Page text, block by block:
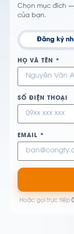
Chọn mục đích
của bạn.
Đăng ký
HỌ VÀ TÊN *
SỐ ĐIỆN THOẠI
EMAIL *
Hoặc gọi trực tiếp